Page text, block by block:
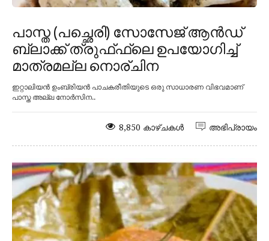
പാസ്ത (പച്ഛെരി) സോസേജ് ആൻഡ്
ബ്ലാക്ക് ത്രുഫ്ഫ്ലെ ഉപയോഗിച്ച്
മാത്രമല്ല നൊര്ചിന
ഇറ്റാലിയൻ ഉംബ്രിയൻ പാചകരീതിയുടെ ഒരു സാധാരണ വിഭവമാണ്
പാസ്ത അല്ല നോർസിന..
അഭിപ്രായം
8,850 കാഴ്ചകൾ